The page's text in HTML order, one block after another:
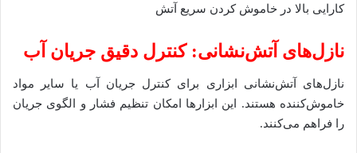
کارایی بالا در خاموش کردن سریع آتش
نازل‌های آتش‌نشانی: کنترل دقیق جریان آب
نازل‌های آتش‌نشانی ابزاری برای کنترل جریان آب یا سایر مواد
خاموش‌کننده هستند. این ابزارها امکان تنظیم فشار و الگوی جریان
را فراهم می‌کنند.